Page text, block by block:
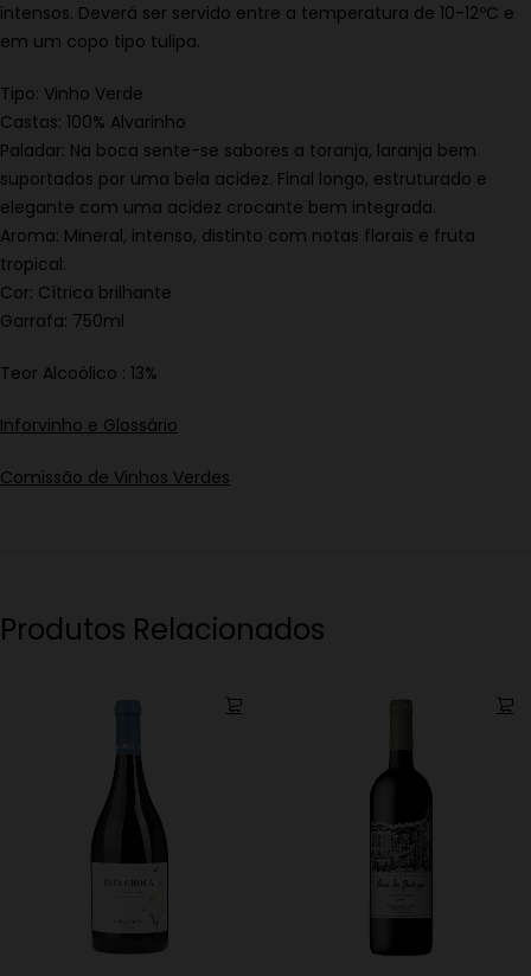
intensos. Deverá ser servido entre a temperatura de 10-12ºC e
em um copo tipo tulipa.
Tipo: Vinho Verde
Castas: 100% Alvarinho
Paladar: Na boca sente-se sabores a toranja, laranja bem
suportados por uma bela acidez. Final longo, estruturado e
elegante com uma acidez crocante bem integrada.
Aroma: Mineral, intenso, distinto com notas florais e fruta
tropical.
Cor: Cítrica brilhante
Garrafa: 750ml
Teor Alcoólico : 13%
Inforvinho e Glossário
Comissão de Vinhos Verdes
Produtos Relacionados